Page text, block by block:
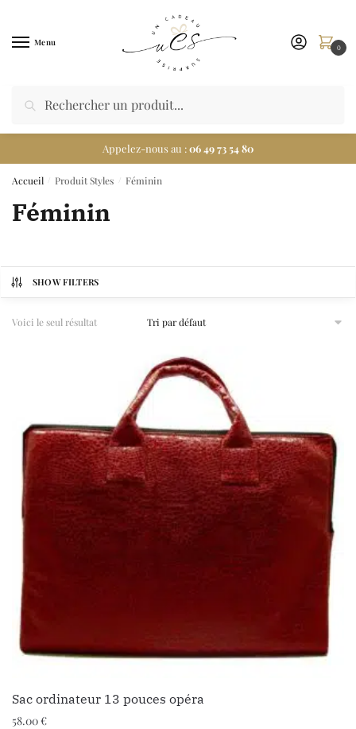
Menu 0
Appelez-nous au :06 49 73 54 80
Accueil Produit Styles Féminin
Féminin
SHOW FILTERS
Voici le seul résultat
Sac ordinateur 13 pouces opéra
58.00€